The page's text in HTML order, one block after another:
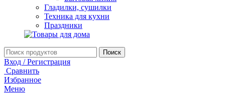
Гладилки, сушилки
Техника для кухни
Праздники
Поиск
Вход / Регистрация
Сравнить
Избранное
Меню